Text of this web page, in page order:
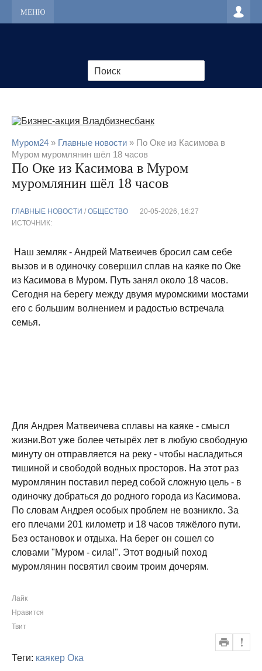
МЕНЮ
Муром24 » Главные новости » По Оке из Касимова в
Муром муромлянин шёл 18 часов
По Оке из Касимова в Муром
муромлянин шёл 18 часов
ГЛАВНЫЕ НОВОСТИ / ОБЩЕСТВО
20-05-2026, 16:27
ИСТОЧНИК:
Наш земляк - Андрей Матвеичев бросил сам себе
вызов и в одиночку совершил сплав на каяке по Оке
из Касимова в Муром. Путь занял около 18 часов.
Сегодня на берегу между двумя муромскими мостами
его с большим волнением и радостью встречала
семья.
Для Андрея Матвеичева сплавы на каяке - смысл
жизни.Вот уже более четырёх лет в любую свободную
минуту он отправляется на реку - чтобы насладиться
тишиной и свободой водных просторов. На этот раз
муромлянин поставил перед собой сложную цель - в
одиночку добраться до родного города из Касимова.
По словам Андрея особых проблем не возникло. За
его плечами 201 километр и 18 часов тяжёлого пути.
Без остановок и отдыха. На берег он сошел со
словами "Муром - сила!". Этот водный поход
муромлянин посвятил своим троим дочерям.
Лайк
Нравится
Твит
Теги: каякер Ока